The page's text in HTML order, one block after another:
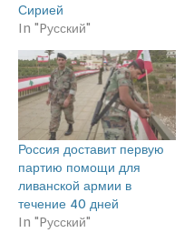
Сирией
In "Pусский"
Россия доставит первую
партию помощи для
ливанской армии в
течение 40 дней
In "Pусский"